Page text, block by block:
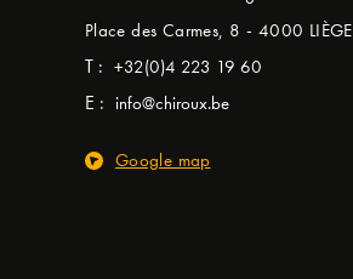
Place des Carmes, 8 - 4000 LIÈGE
T : +32(0)4 223 19 60
E : info@chiroux.be
Google map